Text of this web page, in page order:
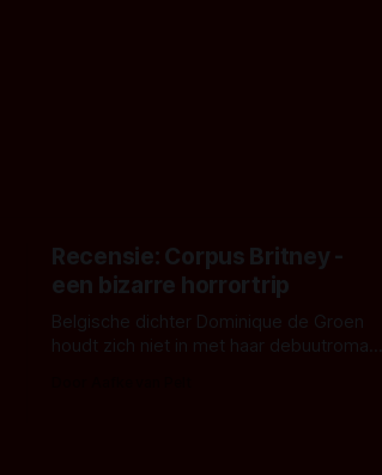
Recensie: Corpus Britney -
een bizarre horrortrip
Belgische dichter Dominique de Groen
houdt zich niet in met haar debuutroman.